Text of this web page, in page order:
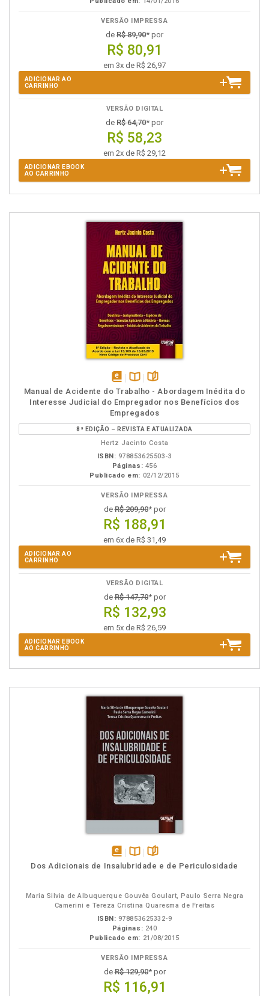
VERSÃO IMPRESSA
de R$ 89,90* por
R$ 80,91
em 3x de R$ 26,97
ADICIONAR AO
CARRINHO
VERSÃO DIGITAL
de R$ 64,70* por
R$ 58,23
em 2x de R$ 29,12
ADICIONAR EBOOK
AO CARRINHO
disponível
em
eBook
Disponível
na
B.V.
páginas
Manual de Acidente do Trabalho - Abordagem Inédita do
Interesse Judicial do Empregador nos Benefícios dos
Empregados
8ª EDIÇÃO – REVISTA E ATUALIZADA
Hertz Jacinto Costa
ISBN: 978853625503-3
Páginas: 456
Publicado em: 02/12/2015
VERSÃO IMPRESSA
deR$ 209,90* por
R$ 188,91
em 6x de R$ 31,49
ADICIONAR AO
CARRINHO
VERSÃO DIGITAL
deR$ 147,70* por
R$ 132,93
em 5x de R$ 26,59
ADICIONAR EBOOK
AO CARRINHO
disponível
Disponível
páginas
Dos Adicionais de Insalubridade e de Periculosidade
Maria Silvia de Albuquerque Gouvêa Goulart, Paulo Serra Negra
Camerini e Tereza Cristina Quaresma de Freitas
ISBN: 978853625332-9
Páginas: 240
Publicado em: 21/08/2015
VERSÃO IMPRESSA
deR$ 129,90* por
R$ 116,91